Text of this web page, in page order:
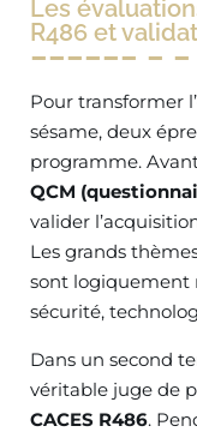
Les
R486 et
Pour transformer
sésame, deux
programme.
QCM
valider
Les grands
sont logiquement
sécurité,
Dans un second
véritable juge de
CACES R486.